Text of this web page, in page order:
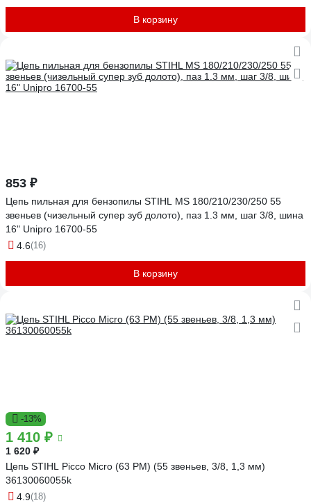
В корзину
853 ₽
Цепь пильная для бензопилы STIHL MS 180/210/230/250 55
звеньев (чизельный супер зуб долото), паз 1.3 мм, шаг 3/8, шина
16" Unipro 16700-55
4.6(16)
В корзину
-13%
1 410 ₽
1 620 ₽
Цепь STIHL Picco Micro (63 PM) (55 звеньев, 3/8, 1,3 мм)
36130060055k
4.9(18)